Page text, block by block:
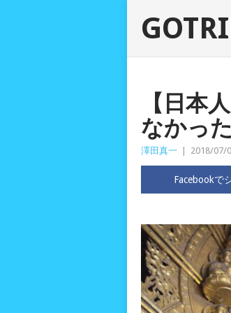
【日本
なかっ
澤田真一 2018/07/
Facebookで